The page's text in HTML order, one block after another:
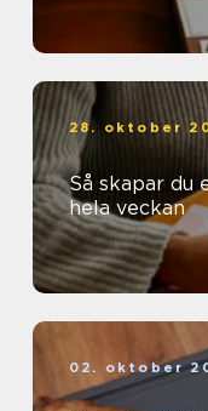
28. oktober
Så skapar du
hela veckan
02. oktober